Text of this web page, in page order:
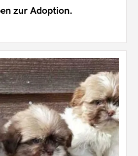
zur Adoption.